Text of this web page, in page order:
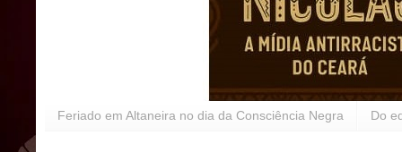
Feriado em Altaneira no dia da Consciência Negra Do